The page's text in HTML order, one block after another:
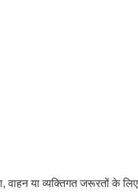
वाहन या व्यक्तिगत जरूरतों के